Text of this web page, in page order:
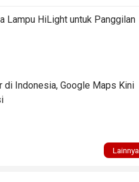
Lampu HiLight untuk Panggilan
di Indonesia, Google Maps Kini
Lainnya